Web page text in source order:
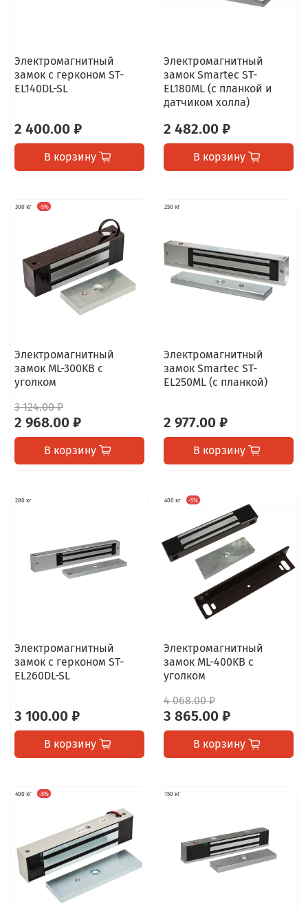
Электромагнитный
замок с герконом ST-
EL140DL-SL
2 400.00 ₽
В корзину
Электромагнитный
замок Smartec ST-
EL180ML (с планкой и
датчиком холла)
2 482.00 ₽
В корзину
300 кг -5%
Электромагнитный
замок ML-300KВ с
уголком
3 124.00 ₽
2 968.00 ₽
В корзину
250 кг
Электромагнитный
замок Smartec ST-
EL250ML (с планкой)
2 977.00 ₽
В корзину
280 кг
Электромагнитный
замок с герконом ST-
EL260DL-SL
3 100.00 ₽
В корзину
400 кг -5%
Электромагнитный
замок ML-400KВ с
уголком
4 068.00 ₽
3 865.00 ₽
В корзину
400 кг -5% 150 кг